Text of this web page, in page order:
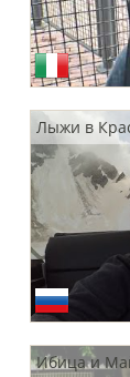
Лыжи в
Ибица и